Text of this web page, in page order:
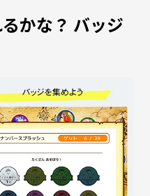
かな？ バッジ